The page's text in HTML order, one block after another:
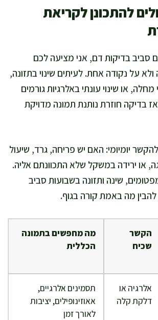
להתכונן לקריאת
סביב בדיקות דם, אני מציעה לכם
על נקודה אחת. לעיתים שינוי בתזונה,
או שינוי עונתי באלרגיות גורמים
בדיקה חוזרת נותנת תמונה מדויקת
יומיומי: האם יש פריחה, גרד, שיעול
או ירידה במשקל שלא התכוונתם אליה.
שינה ותזונה בשבועות סביב
מה באמת קורה בגוף.
הקשר
שכיח
מה מחפשים בתמונה
הכללית
אלרגיה או
דלקת קלה
תסמינים אלרגיים,
אאוזינופילים, יציבות
לאורך זמן